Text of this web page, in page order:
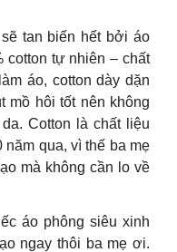
tan biến hết bởi áo
cotton tự nhiên – chất
áo, cotton dày dặn
mồ hôi tốt nên không
Cotton là chất liệu
qua, vì thế ba mẹ
mà không cần lo về
áo phông siêu xinh
ngay thôi ba mẹ ơi.